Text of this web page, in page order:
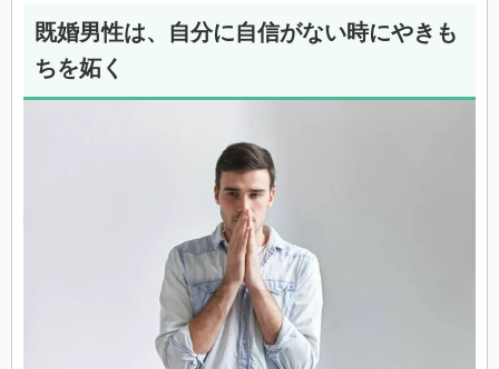
既婚男性は、自分に自信がない時にやきも
ちを妬く